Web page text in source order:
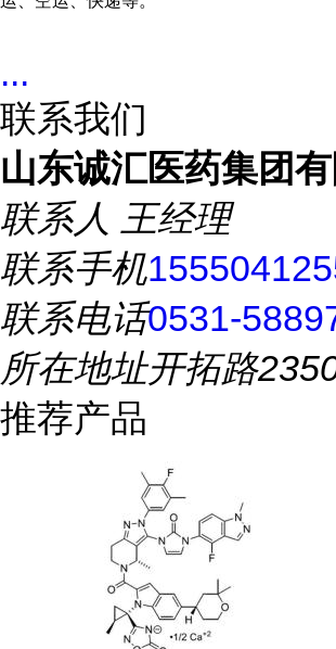
...
联系我们
山东诚汇医药集团有
联系人 王经理
联系手机
联系电话0531-
所在地址开拓路
推荐产品